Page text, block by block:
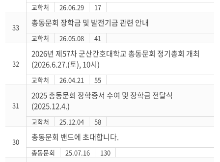
교학처 26.06.29 17
33 총동문회 장학금 및 발전기금 관련 안내
교학처 26.05.08 41
32
2026년 제57차 군산간호대학교 총동문회 정기총회 개최
(2026.6.27.(토), 10시)
교학처 26.04.21 55
31
2025 총동문회 장학증서 수여 및 장학금 전달식
(2025.12.4.)
교학처 25.12.04 58
30 총동문회 밴드에 초대합니다.
총동문회 25.07.16 130